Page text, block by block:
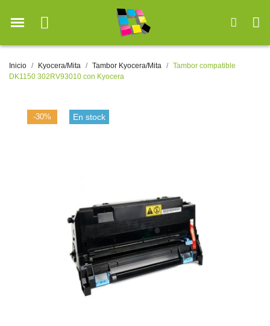
Inicio Kyocera/Mita Tambor Kyocera/Mita
Tambor compatible
DK1150 302RV93010 con Kyocera
-30% En stock